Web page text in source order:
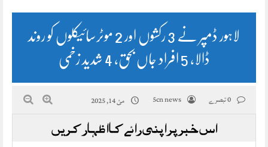
لاہور ڈمپر نے 3 رکشوں اور 2 موٹرسائیکلوں کو روند
ڈالا، 5 افراد جاں بحق، 4 شدید زخمی
5cn news مئ 14, 2025
اس خبر پر اپنی رائے کا اظہار کریں